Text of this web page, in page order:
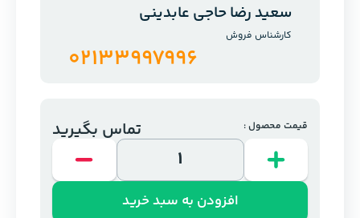
سعید رضا حاجی عابدینی
کارشناس فروش
02133997996
قیمت محصول : تماس بگیرید
افزودن به سبد خرید